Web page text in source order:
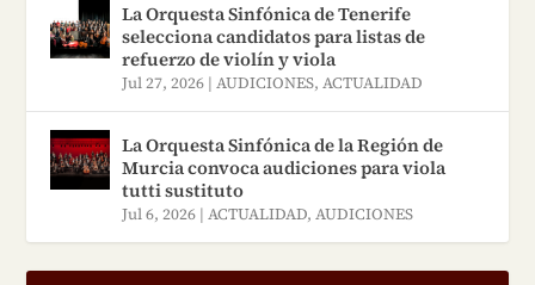
La Orquesta Sinfónica de Tenerife
selecciona candidatos para listas de
refuerzo de violín y viola
Jul 27, 2026 |AUDICIONES,ACTUALIDAD
La Orquesta Sinfónica de la Región de
Murcia convoca audiciones para viola
tutti sustituto
Jul 6, 2026 |ACTUALIDAD,AUDICIONES